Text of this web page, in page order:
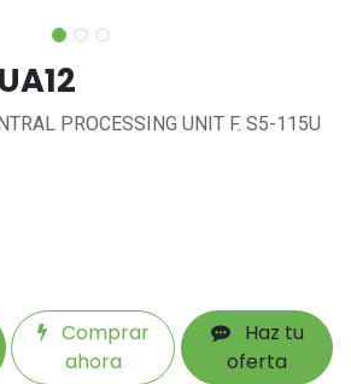
PROCESSING UNIT F. S5-115U
Comprar
ahora
Haz tu
oferta